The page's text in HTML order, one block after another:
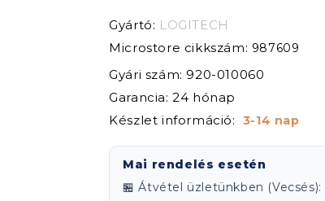
Gyártó: LOGITECH
Microstore cikkszám: 987609
Gyári szám: 920-010060
Garancia: 24 hónap
Készlet információ: 3-14 nap
Mai rendelés esetén
🏪 Átvétel üzletünkben (Vecsés):